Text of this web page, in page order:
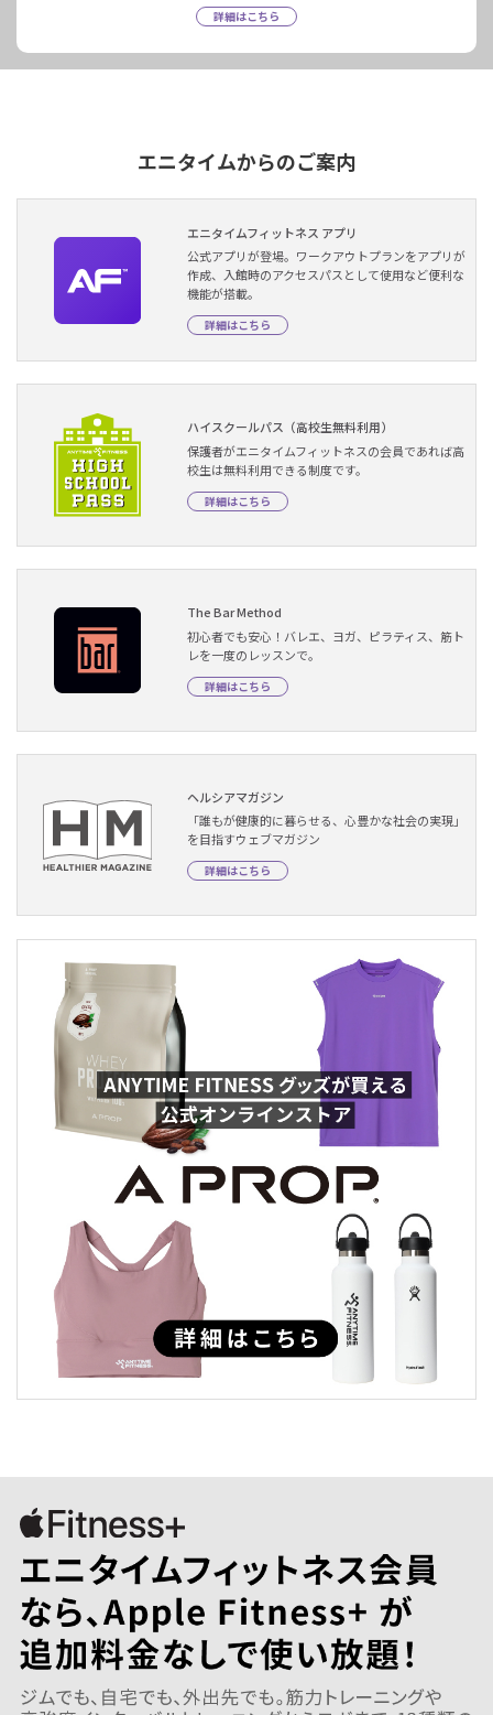
詳細はこちら
エニタイムからのご案内
エニタイムフィットネス アプリ
公式アプリが登場。ワークアウトプランをアプリが
作成、入館時のアクセスパスとして使用など便利な
機能が搭載。
詳細はこちら
ハイスクールパス（高校生無料利用）
保護者がエニタイムフィットネスの会員であれば高
校生は無料利用できる制度です。
詳細はこちら
The Bar Method
初心者でも安心！バレエ、ヨガ、ピラティス、筋ト
レを一度のレッスンで。
詳細はこちら
ヘルシアマガジン
「誰もが健康的に暮らせる、心豊かな社会の実現」
を目指すウェブマガジン
詳細はこちら